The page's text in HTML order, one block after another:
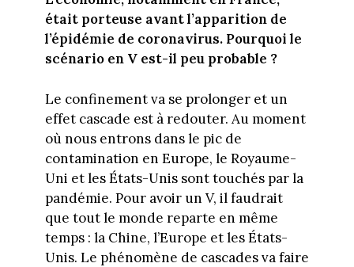
était porteuse avant l’apparition de
l’épidémie de coronavirus. Pourquoi le
scénario en V est-il peu probable ?
Le confinement va se prolonger et un
effet cascade est à redouter. Au moment
où nous entrons dans le pic de
contamination en Europe, le Royaume-
Uni et les États-Unis sont touchés par la
pandémie. Pour avoir un V, il faudrait
que tout le monde reparte en même
temps : la Chine, l’Europe et les États-
Unis. Le phénomène de cascades va faire